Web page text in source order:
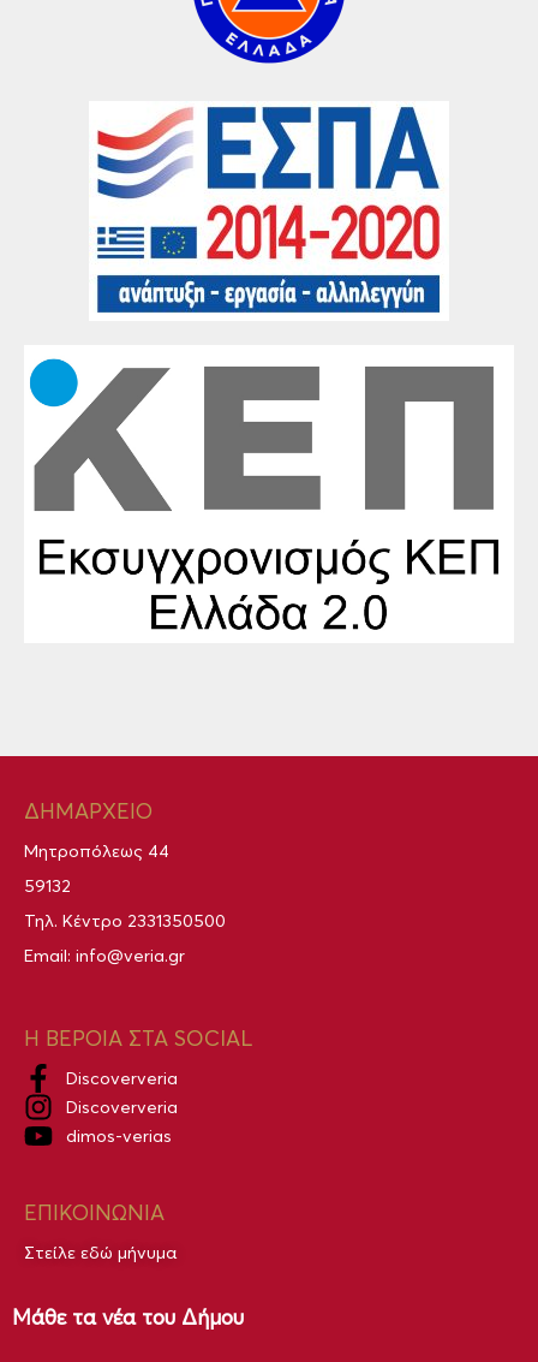
ΔΗΜΑΡΧΕΙΟ
Μητροπόλεως 44
59132
Τηλ. Κέντρο 2331350500
Email: info@veria.gr
Η ΒΕΡΟΙΑ ΣΤΑ SOCIAL
Discoververia
Discoververia
dimos-verias
ΕΠΙΚΟΙΝΩΝΙΑ
Στείλε εδώ μήνυμα
Μάθε τα νέα του Δήμου